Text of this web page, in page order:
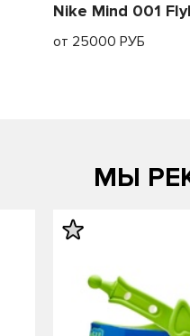
Nike Mind 001
от 25000 РУБ
МЫ